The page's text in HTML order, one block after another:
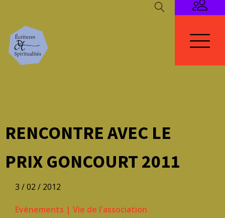
RENCONTRE AVEC LE
PRIX GONCOURT 2011
3 / 02 / 2012
Evènements | Vie de l'association